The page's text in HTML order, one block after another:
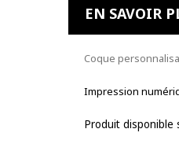
EN SAVOIR
Coque
Impression
Produit disponible